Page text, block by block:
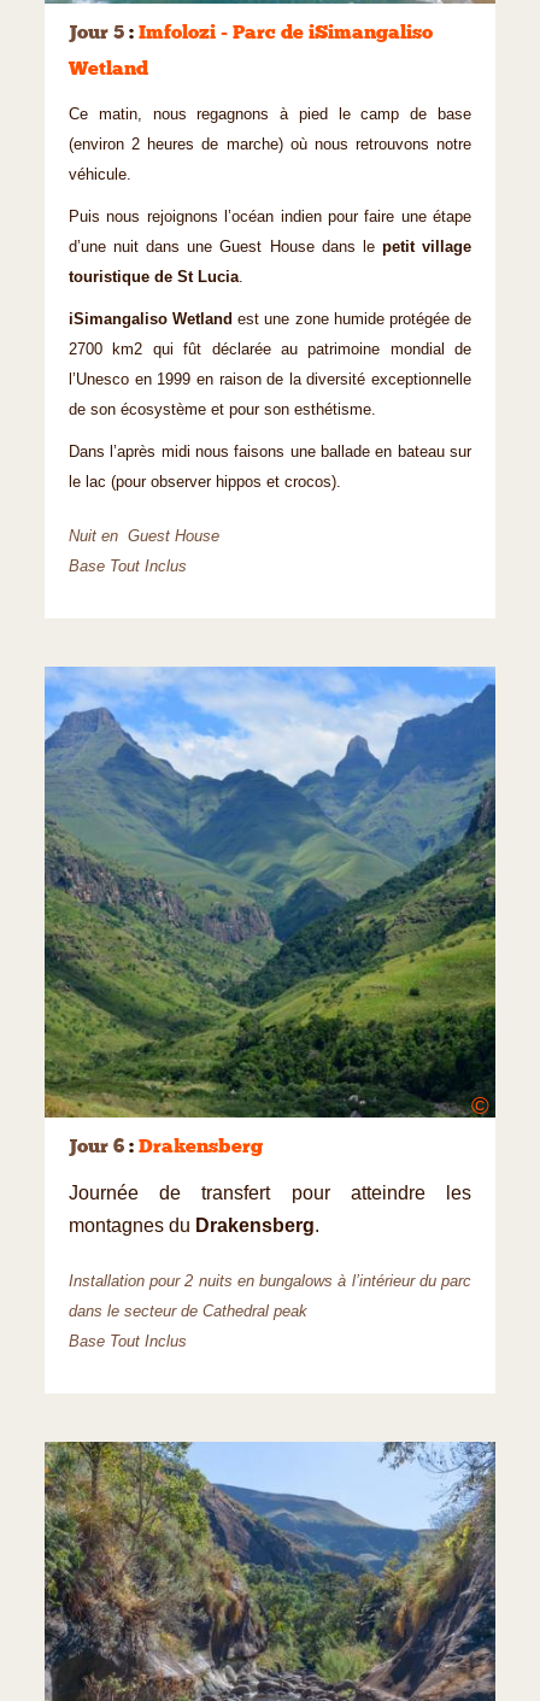
Jour 5 : Imfolozi - Parc de iSimangaliso
Wetland
Ce matin, nous regagnons à pied le camp de base
(environ 2 heures de marche) où nous retrouvons notre
véhicule.
Puis nous rejoignons l’océan indien pour faire une étape
d’une nuit dans une Guest House dans lepetit village
touristique de St Lucia.
iSimangaliso Wetlandest une zone humide protégée de
2700 km2 qui fût déclarée au patrimoine mondial de
l’Unesco en 1999 en raison de la diversité exceptionnelle
de son écosystème et pour son esthétisme.
Dans l’après midi nous faisons une ballade en bateau sur
le lac (pour observer hippos et crocos).
Nuit en Guest House
Base Tout Inclus
©
Jour 6 : Drakensberg
Journée de transfert pour atteindre les
montagnes du Drakensberg.
Installation pour 2 nuits en bungalows à l’intérieur du parc
dans le secteur de Cathedral peak
Base Tout Inclus